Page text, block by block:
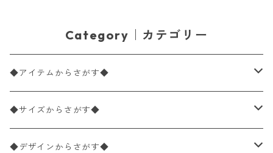
Category｜カテゴリー
◆アイテムからさがす◆
ペーパーナプキン2枚バラ売り
ペーパーナプキン1枚バラ売り
◆サイズからさがす◆
33×33cm（ランチサイズ）
◆デザインからさがす◆